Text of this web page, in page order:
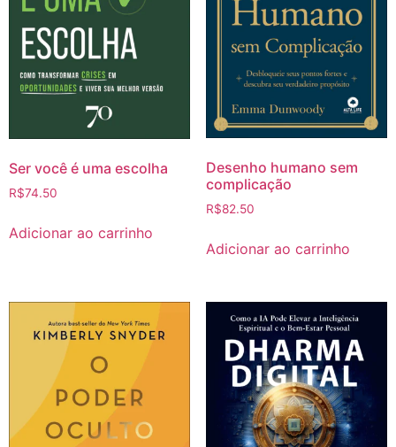
Ser você é uma escolha
R$74.50
Adicionar ao carrinho
Desenho humano sem
complicação
R$82.50
Adicionar ao carrinho